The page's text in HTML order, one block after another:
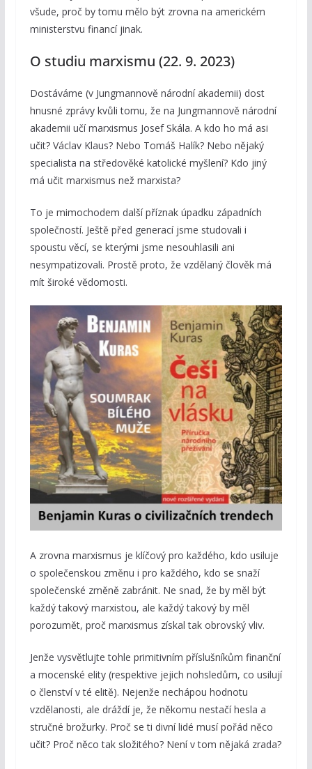
všude, proč by tomu mělo být zrovna na americkém
ministerstvu financí jinak.
O studiu marxismu (22. 9. 2023)
Dostáváme (v Jungmannově národní akademii) dost
hnusné zprávy kvůli tomu, že na Jungmannově národní
akademii učí marxismus Josef Skála. A kdo ho má asi
učit? Václav Klaus? Nebo Tomáš Halík? Nebo nějaký
specialista na středověké katolické myšlení? Kdo jiný
má učit marxismus než marxista?
To je mimochodem další příznak úpadku západních
společností. Ještě před generací jsme studovali i
spoustu věcí, se kterými jsme nesouhlasili ani
nesympatizovali. Prostě proto, že vzdělaný člověk má
mít široké vědomosti.
A zrovna marxismus je klíčový pro každého, kdo usiluje
o společenskou změnu i pro každého, kdo se snaží
společenské změně zabránit. Ne snad, že by měl být
každý takový marxistou, ale každý takový by měl
porozumět, proč marxismus získal tak obrovský vliv.
Jenže vysvětlujte tohle primitivním příslušníkům finanční
a mocenské elity (respektive jejich nohsledům, co usilují
o členství v té elitě). Nejenže nechápou hodnotu
vzdělanosti, ale dráždí je, že někomu nestačí hesla a
stručné brožurky. Proč se ti divní lidé musí pořád něco
učit? Proč něco tak složitého? Není v tom nějaká zrada?